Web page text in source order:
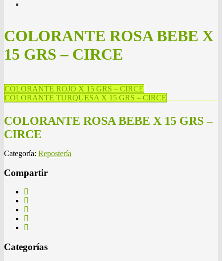
COLORANTE ROSA BEBE X
15 GRS – CIRCE
COLORANTE ROJO X 15 GRS – CIRCE
COLORANTE TURQUESA X 15 GRS – CIRCE
COLORANTE ROSA BEBE X 15 GRS –
CIRCE
Categoría: Repostería
Compartir
Categorías